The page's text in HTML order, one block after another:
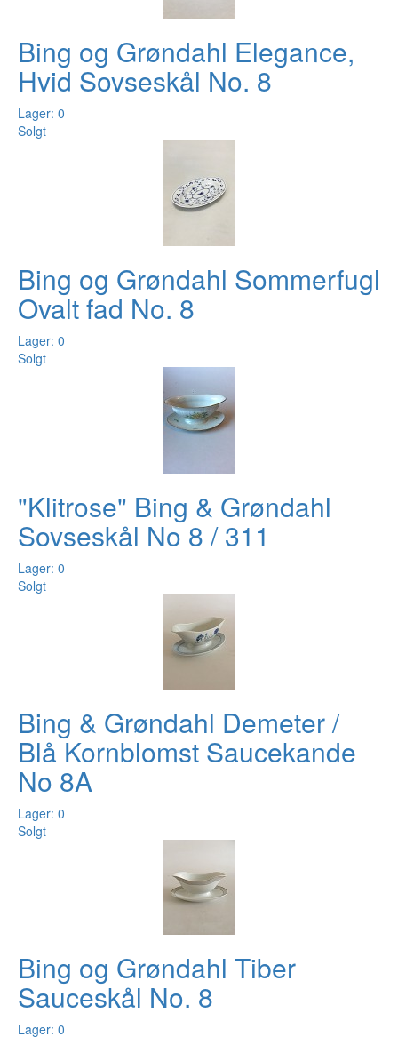
Bing og Grøndahl Elegance,
Hvid Sovseskål No. 8
Lager: 0
Solgt
Bing og Grøndahl Sommerfugl
Ovalt fad No. 8
Lager: 0
Solgt
"Klitrose" Bing & Grøndahl
Sovseskål No 8 / 311
Lager: 0
Solgt
Bing & Grøndahl Demeter /
Blå Kornblomst Saucekande
No 8A
Lager: 0
Solgt
Bing og Grøndahl Tiber
Sauceskål No. 8
Lager: 0